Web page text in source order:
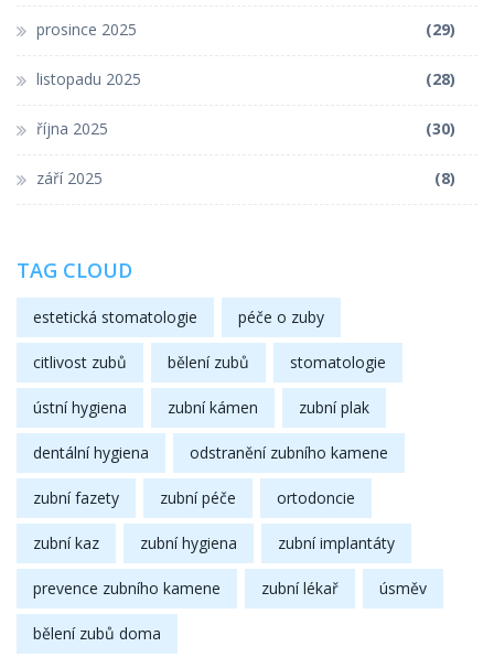
prosince 2025 (29)
listopadu 2025 (28)
října 2025 (30)
září 2025 (8)
TAG CLOUD
estetická stomatologie péče o zuby
citlivost zubů bělení zubů stomatologie
ústní hygiena zubní kámen zubní plak
dentální hygiena odstranění zubního kamene
zubní fazety zubní péče ortodoncie
zubní kaz zubní hygiena zubní implantáty
prevence zubního kamene zubní lékař úsměv
bělení zubů doma